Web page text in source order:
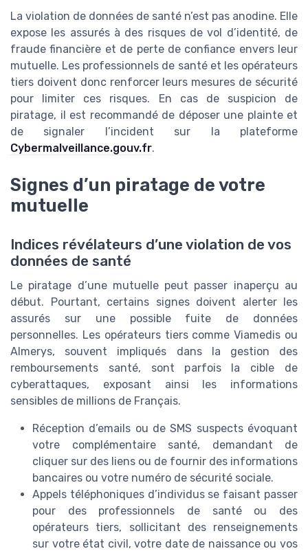
La violation de données de santé n’est pas anodine. Elle
expose les assurés à des risques de vol d’identité, de
fraude financière et de perte de confiance envers leur
mutuelle. Les professionnels de santé et les opérateurs
tiers doivent donc renforcer leurs mesures de sécurité
pour limiter ces risques. En cas de suspicion de
piratage, il est recommandé de déposer une plainte et
de signaler l’incident sur la plateforme
Cybermalveillance.gouv.fr.
Signes d’un piratage de votre
mutuelle
Indices révélateurs d’une violation de vos
données de santé
Le piratage d’une mutuelle peut passer inaperçu au
début. Pourtant, certains signes doivent alerter les
assurés sur une possible fuite de données
personnelles. Les opérateurs tiers comme Viamedis ou
Almerys, souvent impliqués dans la gestion des
remboursements santé, sont parfois la cible de
cyberattaques, exposant ainsi les informations
sensibles de millions de Français.
Réception d’emails ou de SMS suspects évoquant
votre complémentaire santé, demandant de
cliquer sur des liens ou de fournir des informations
bancaires ou votre numéro de sécurité sociale.
Appels téléphoniques d’individus se faisant passer
pour des professionnels de santé ou des
opérateurs tiers, sollicitant des renseignements
sur votre état civil, votre date de naissance ou vos